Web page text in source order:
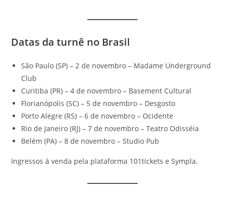
Datas da turnê no Brasil
São Paulo (SP) – 2 de novembro – Madame Underground
Club
Curitiba (PR) – 4 de novembro – Basement Cultural
Florianópolis (SC) – 5 de novembro – Desgosto
Porto Alegre (RS) – 6 de novembro – Ocidente
Rio de Janeiro (RJ) – 7 de novembro – Teatro Odisséia
Belém (PA) – 8 de novembro – Studio Pub
Ingressos à venda pela plataforma 101tickets e Sympla.